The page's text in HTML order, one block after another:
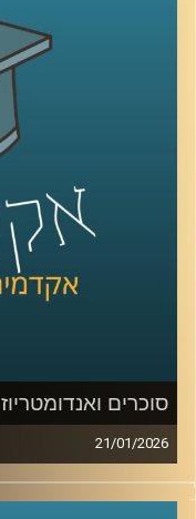
נראית המחאה
זה מתחבר גם לאזור,
אז כדי לדבר על כל זה,
לפוליטיקה עכשווית
דיפלומטיה ואסטרטגיה
קרדיט תמונות:
סוכרים
21/01/2026
כשאנחנו חושבים על
כלל מדמיינים